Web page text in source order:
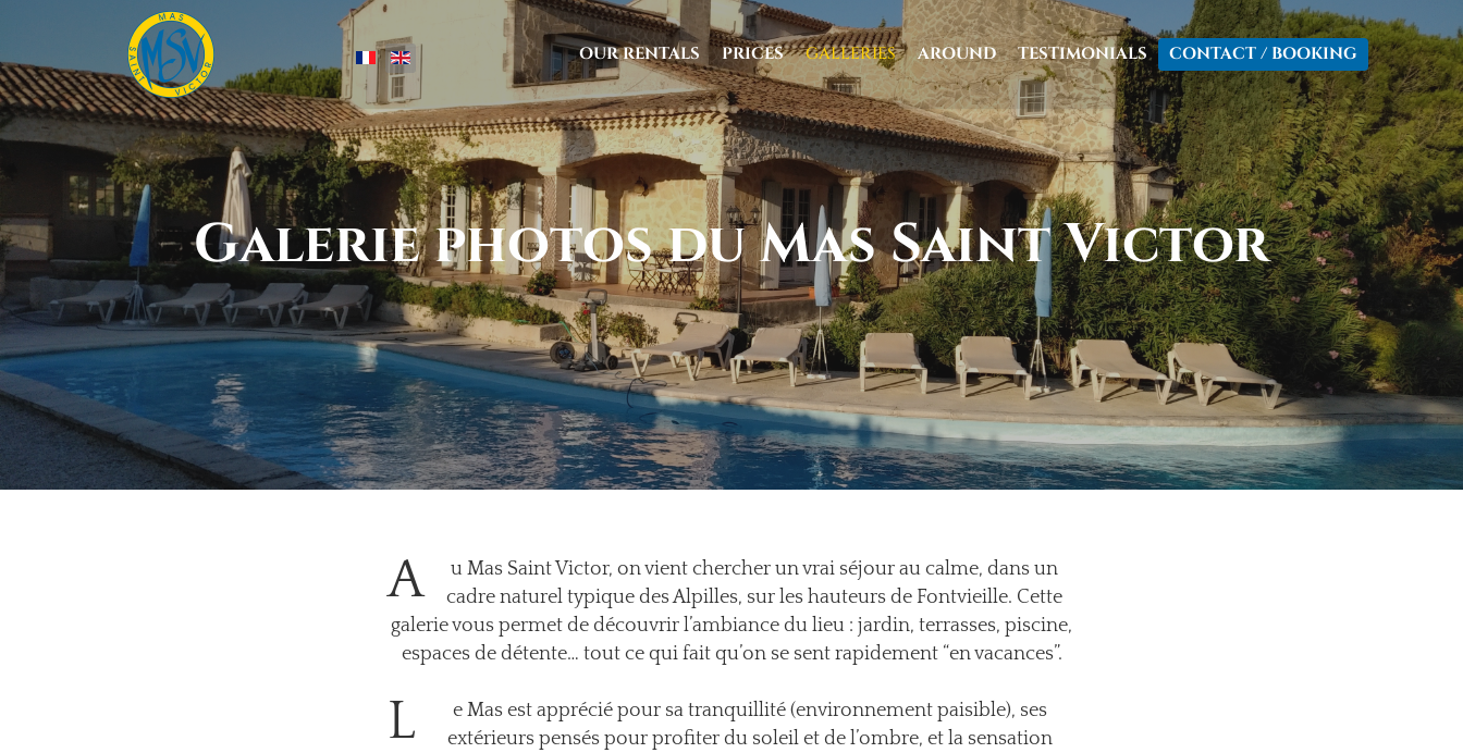
Select your language OUR RENTALS PRICES GALLERIES AROUND TESTIMONIALS CONTACT / BOOKING
Galerie photos du Mas Saint Victor
A
u Mas Saint Victor, on vient chercher un vrai séjour au calme, dans un
cadre naturel typique des Alpilles, sur les hauteurs de Fontvieille. Cette
galerie vous permet de découvrir l’ambiance du lieu : jardin, terrasses, piscine,
espaces de détente… tout ce qui fait qu’on se sent rapidement “en vacances”.
L
e Mas est apprécié pour sa tranquillité (environnement paisible), ses
extérieurs pensés pour profiter du soleil et de l’ombre, et la sensation